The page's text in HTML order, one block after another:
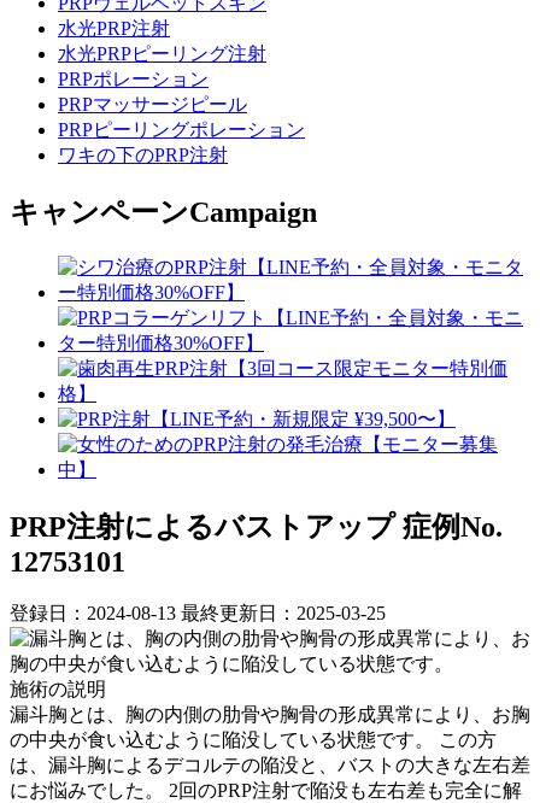
水光PRP注射
水光PRPピーリング注射
PRPポレーション
PRPマッサージピール
PRPピーリングポレーション
ワキの下のPRP注射
キャンペーンCampaign
PRP注射によるバストアップ 症例No.
12753101
登録日：2024-08-13 最終更新日：2025-03-25
施術の説明
漏斗胸とは、胸の内側の肋骨や胸骨の形成異常により、お胸
の中央が食い込むように陥没している状態です。 この方
は、漏斗胸によるデコルテの陥没と、バストの大きな左右差
にお悩みでした。 2回のPRP注射で陥没も左右差も完全に解